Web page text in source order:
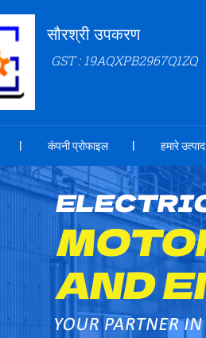
सौरश्री उपकरण
GST : 19AQXPB2967Q1ZQ
कंपनी प्रोफाइल हमारे उत्पाद